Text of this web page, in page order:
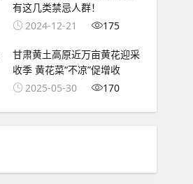
有这几类禁忌人群！
2024-12-21
175
甘肃黄土高原近万亩黄花迎采
收季 黄花菜“不凉”促增收
2025-05-30
170